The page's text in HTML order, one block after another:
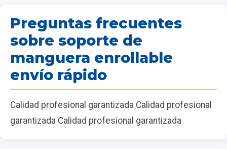
Preguntas frecuentes
sobre soporte de
manguera enrollable
envío rápido
Calidad profesional garantizada Calidad profesional
garantizada Calidad profesional garantizada